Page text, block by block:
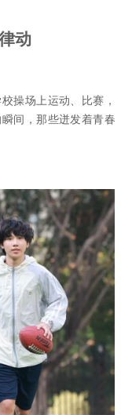
动
操场上运动、比赛，
间，那些迸发着青春